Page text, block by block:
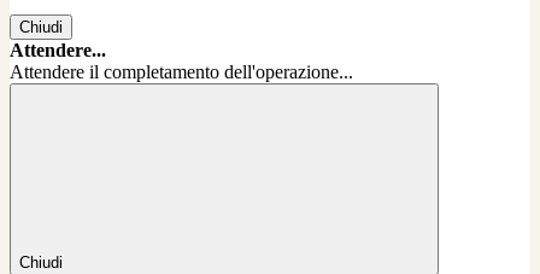
Chiudi
Attendere...
Attendere il completamento dell'operazione...
Chiudi